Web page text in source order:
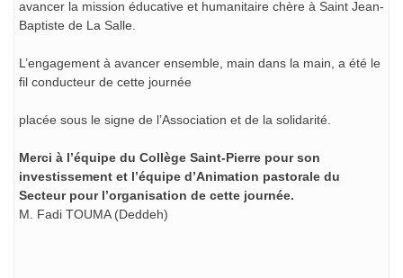
avancer la mission éducative et humanitaire chère à Saint Jean-
Baptiste de La Salle.
L’engagement à avancer ensemble, main dans la main, a été le
fil conducteur de cette journée
placée sous le signe de l’Association et de la solidarité.
Merci à l’équipe du Collège Saint-Pierre pour son
investissement et l’équipe d’Animation pastorale du
Secteur pour l’organisation de cette journée.
M. Fadi TOUMA (Deddeh)